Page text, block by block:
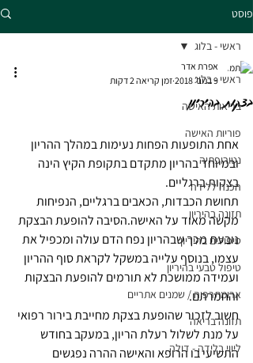
פוסט
ראשי - בלוג
בריאות האישה
פוריות האישה
נטורופתיה
הכנה ללידה
תזונה בהיריון
טיפולים בהיריון
טיפול טבעי בהיריון
ארומתרפיה / שמנים אתריים
תזונה בריאה
ליווי בלידה - דולה
ראשי - בלוג
בצקות בהיריון
אפרת אדר
9 בנוב׳ 2018
זמן קריאה 2 דקות
אחת התופעות הפחות נעימות במהלך ההריון
ובמיוחד בהריון מתקדם בתקופת הקיץ הינה
בצקות ברגליים.
תחושת הכבדות, הכאבים ברגליים, הנפיחות
מקשה מאוד על האישה.הסיבה להופעת הבצקת
נובעת מכך שבהריון נפח הדם עולה ומכפיל את
עצמו, בנוסף עלייה במשקל לקראת סוף ההריון
ועמידה ממושכת לא תורמים להופעת הבצקות
והחמרתם.
חשוב לזכור שהופעת בצקת מחייבת בירור רפואי
על מנת לשלול רעלת הריון, במעקב בחודש
התשיעי בו הרופא והאישה ההרה נפגשים